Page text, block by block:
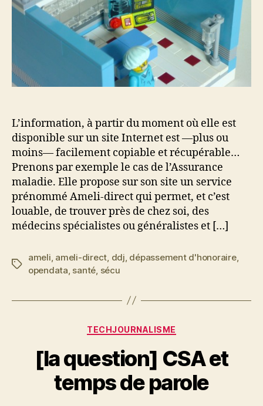
L’information, à partir du moment où elle est
disponible sur un site Internet est —plus ou
moins— facilement copiable et récupérable…
Prenons par exemple le cas de l’Assurance
maladie. Elle propose sur son site un service
prénommé Ameli-direct qui permet, et c’est
louable, de trouver près de chez soi, des
médecins spécialistes ou généralistes et […]
Étiquettes
ameli, ameli-direct, ddj, dépassement d'honoraire,
opendata, santé, sécu
Catégories
TECHJOURNALISME
[la question] CSA et
temps de parole